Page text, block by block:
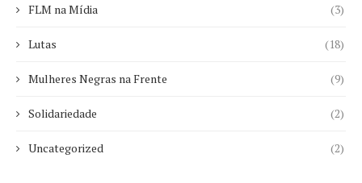
FLM na Mídia (3)
Lutas (18)
Mulheres Negras na Frente (9)
Solidariedade (2)
Uncategorized (2)